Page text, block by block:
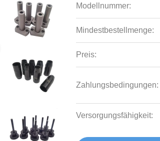
Modellnummer:
Mindestbestellmenge:
Preis:
Zahlungsbedingungen:
Versorgungsfähigkeit: